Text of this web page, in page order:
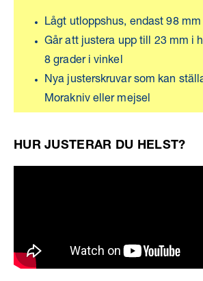
Lågt utloppshus, endast 98 mm
Går att justera upp till 23 mm i
8 grader i vinkel
Nya justerskruvar som kan
Morakniv eller mejsel
HUR JUSTERAR DU HELST?